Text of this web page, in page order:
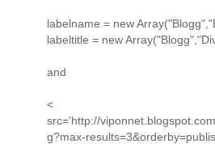
labelname = new
labeltitle = new
and
<
src='http://
g?max-